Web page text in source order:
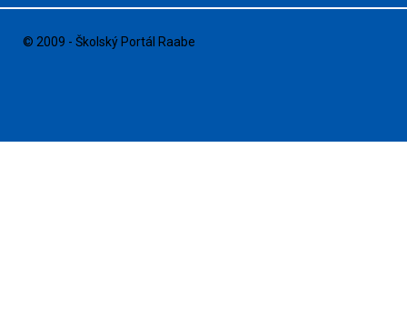
© 2009 - Školský Portál Raabe